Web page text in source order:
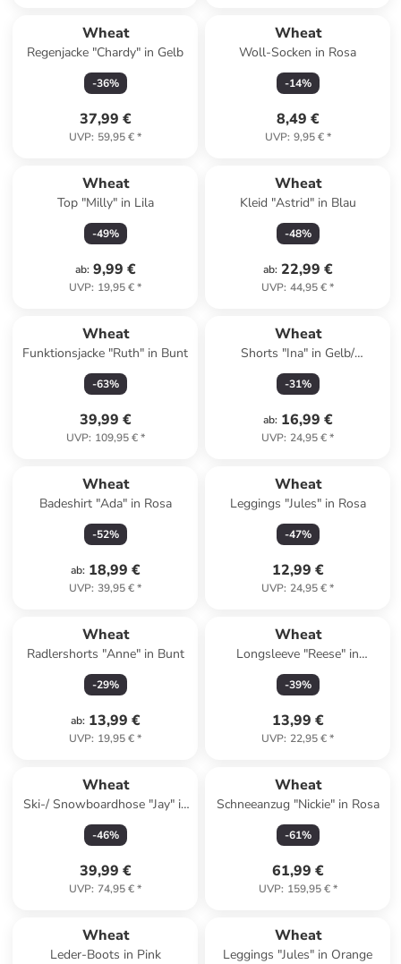
Wheat
Regenjacke "Chardy" in Gelb
-36%
37,99 €
UVP: 59,95 €*
Wheat
Woll-Socken in Rosa
-14%
8,49 €
UVP: 9,95 €*
Wheat
Top "Milly" in Lila
-49%
ab: 9,99 €
UVP: 19,95 €*
Wheat
Kleid "Astrid" in Blau
-48%
ab: 22,99 €
UVP: 44,95 €*
Wheat
Funktionsjacke "Ruth" in Bunt
-63%
39,99 €
UVP: 109,95 €*
Wheat
Shorts "Ina" in Gelb/
Dunkelblau
-31%
ab: 16,99 €
UVP: 24,95 €*
Wheat
Badeshirt "Ada" in Rosa
-52%
ab: 18,99 €
UVP: 39,95 €*
Wheat
Leggings "Jules" in Rosa
-47%
12,99 €
UVP: 24,95 €*
Wheat
Radlershorts "Anne" in Bunt
-29%
ab: 13,99 €
UVP: 19,95 €*
Wheat
Longsleeve "Reese" in
Hellblau
-39%
13,99 €
UVP: 22,95 €*
Wheat
Ski-/ Snowboardhose "Jay" in
Lila
-46%
39,99 €
UVP: 74,95 €*
Wheat
Schneeanzug "Nickie" in Rosa
-61%
61,99 €
UVP: 159,95 €*
Wheat
Leder-Boots in Pink
Wheat
Leggings "Jules" in Orange